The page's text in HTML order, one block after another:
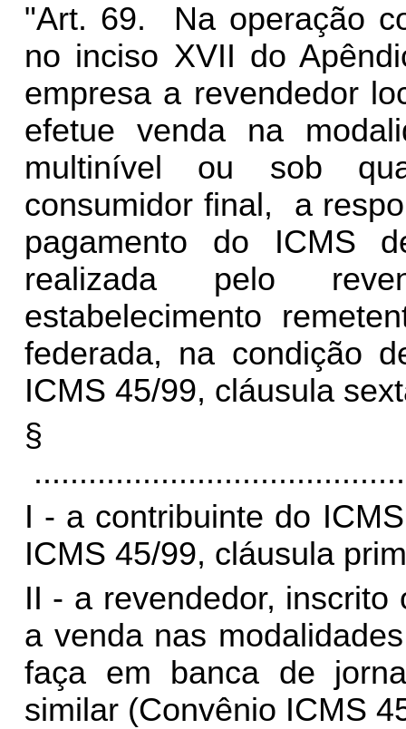
"Art. 69. Na operação
no inciso XVII do
empresa a revendedor
efetue venda na
multinível ou sob
consumidor final, a
pagamento do ICMS
realizada pelo
estabelecimento
federada, na condição
ICMS 45/99, cláusula
§
I - a contribuinte do
ICMS 45/99, cláusula
II - a revendedor,
a venda nas
faça em banca de
similar (Convênio ICMS